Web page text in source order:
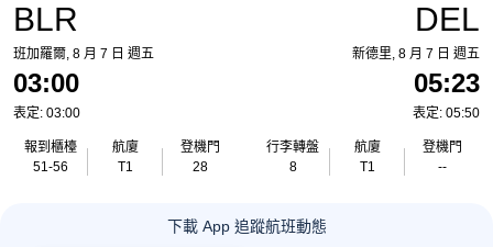
BLR
班加羅爾, 8 月 7 日 週五
03:00
表定: 03:00
報到櫃檯
51-56
航廈
T1
登機門
28
DEL
新德里, 8 月 7 日 週五
05:23
表定: 05:50
行李轉盤
8
航廈
T1
登機門
--
下載 App 追蹤航班動態